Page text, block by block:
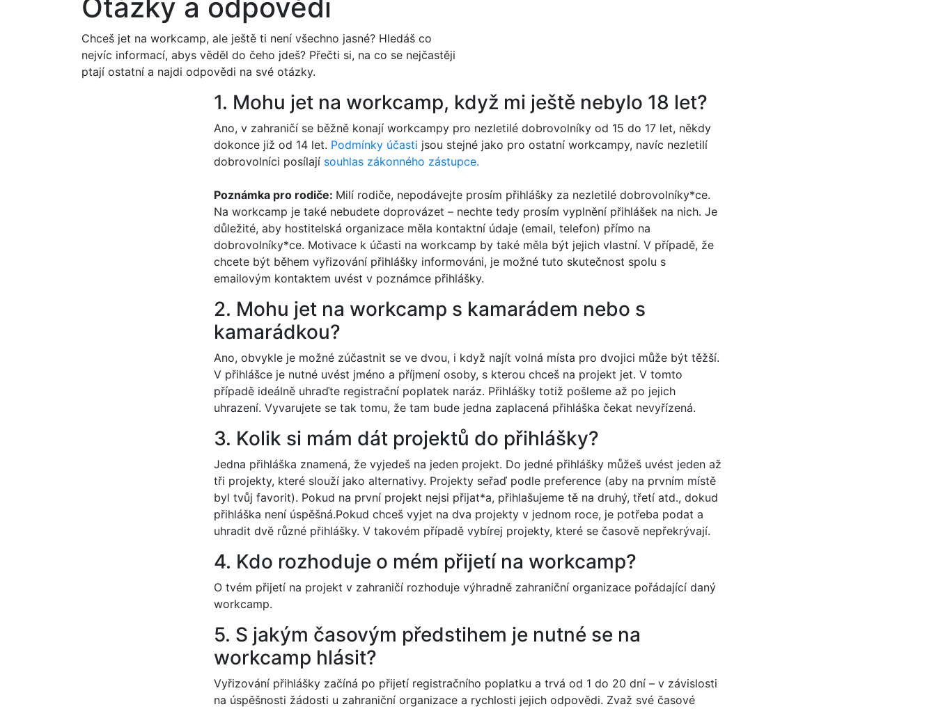
Otázky a odpovědi
Chceš jet na workcamp, ale ještě ti není všechno jasné? Hledáš co
nejvíc informací, abys věděl do čeho jdeš? Přečti si, na co se nejčastěji
ptají ostatní a najdi odpovědi na své otázky.
1. Mohu jet na workcamp, když mi ještě nebylo 18 let?
Ano, v zahraničí se běžně konají workcampy pro nezletilé dobrovolníky od 15 do 17 let, někdy
dokonce již od 14 let. Podmínky účasti jsou stejné jako pro ostatní workcampy, navíc nezletilí
dobrovolníci posílají souhlas zákonného zástupce.
Poznámka pro rodiče: Milí rodiče, nepodávejte prosím přihlášky za nezletilé dobrovolníky*ce.
Na workcamp je také nebudete doprovázet – nechte tedy prosím vyplnění přihlášek na nich. Je
důležité, aby hostitelská organizace měla kontaktní údaje (email, telefon) přímo na
dobrovolníky*ce. Motivace k účasti na workcamp by také měla být jejich vlastní. V případě, že
chcete být během vyřizování přihlášky informováni, je možné tuto skutečnost spolu s
emailovým kontaktem uvést v poznámce přihlášky.
2. Mohu jet na workcamp s kamarádem nebo s
kamarádkou?
Ano, obvykle je možné zúčastnit se ve dvou, i když najít volná místa pro dvojici může být těžší.
V přihlášce je nutné uvést jméno a příjmení osoby, s kterou chceš na projekt jet. V tomto
případě ideálně uhraďte registrační poplatek naráz. Přihlášky totiž pošleme až po jejich
uhrazení. Vyvarujete se tak tomu, že tam bude jedna zaplacená přihláška čekat nevyřízená.
3. Kolik si mám dát projektů do přihlášky?
Jedna přihláška znamená, že vyjedeš na jeden projekt. Do jedné přihlášky můžeš uvést jeden až
tři projekty, které slouží jako alternativy. Projekty seřaď podle preference (aby na prvním místě
byl tvůj favorit). Pokud na první projekt nejsi přijat*a, přihlašujeme tě na druhý, třetí atd., dokud
přihláška není úspěšná.Pokud chceš vyjet na dva projekty v jednom roce, je potřeba podat a
uhradit dvě různé přihlášky. V takovém případě vybírej projekty, které se časově nepřekrývají.
4. Kdo rozhoduje o mém přijetí na workcamp?
O tvém přijetí na projekt v zahraničí rozhoduje výhradně zahraniční organizace pořádající daný
workcamp.
5. S jakým časovým předstihem je nutné se na
workcamp hlásit?
Vyřizování přihlášky začíná po přijetí registračního poplatku a trvá od 1 do 20 dní – v závislosti
na úspěšnosti žádosti u zahraniční organizace a rychlosti jejich odpovědi. Zvaž své časové